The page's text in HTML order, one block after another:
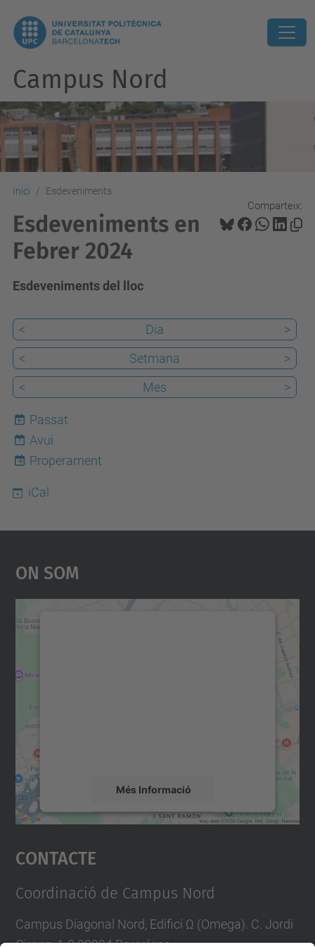
Campus Nord
Inici Esdeveniments
Comparteix:
Esdeveniments en
Febrer 2024
Esdeveniments del lloc
< Dia
>
<
Setmana
>
<
Mes >
Passat
7
Avui
Properament
iCal
On Som
Més Informació
Accepta
powered by
Contacte
Coordinació de Campus Nord
Campus Diagonal Nord, Edifici Ω (Omega). C. Jordi